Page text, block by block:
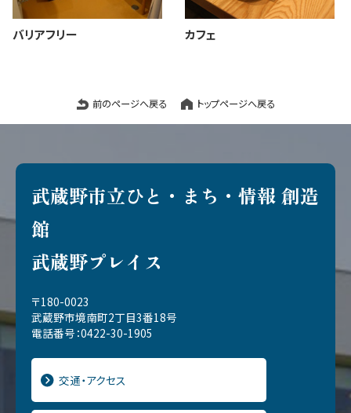
バリアフリー カフェ
前のページへ戻る トップページへ戻る
武蔵野市立ひと・まち・情報 創造
館
武蔵野プレイス
〒180-0023
武蔵野市境南町2丁目3番18号
電話番号：0422-30-1905
交通・アクセス